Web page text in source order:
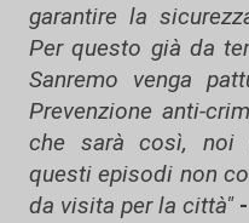
garantire la
Per questo già da
Sanremo venga
Prevenzione anti-
che sarà così, noi
questi episodi non
da visita per la città"